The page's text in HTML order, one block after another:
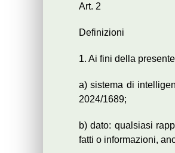
Art. 2
Definizioni
1. Ai fini della
a) sistema di
2024/1689;
b) dato: qualsiasi
fatti o informazioni,